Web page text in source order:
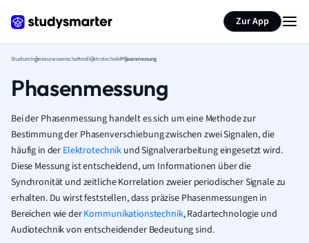
Zur App
StudiumIngenieurwissenschaftenElektrotechnikPhasenmessung
Phasenmessung
Bei der Phasenmessung handelt es sich um eine Methode zur
Bestimmung der Phasenverschiebung zwischen zwei Signalen, die
häufig in der Elektrotechnik und Signalverarbeitung eingesetzt wird.
Diese Messung ist entscheidend, um Informationen über die
Synchronität und zeitliche Korrelation zweier periodischer Signale zu
erhalten. Du wirst feststellen, dass präzise Phasenmessungen in
Bereichen wie derKommunikationstechnik, Radartechnologie und
Audiotechnik von entscheidender Bedeutung sind.